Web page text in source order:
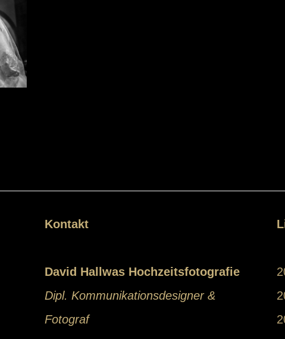
Kontakt
David Hallwas Hochzeitsfotografie
Dipl. Kommunikationsdesigner &
Fotograf